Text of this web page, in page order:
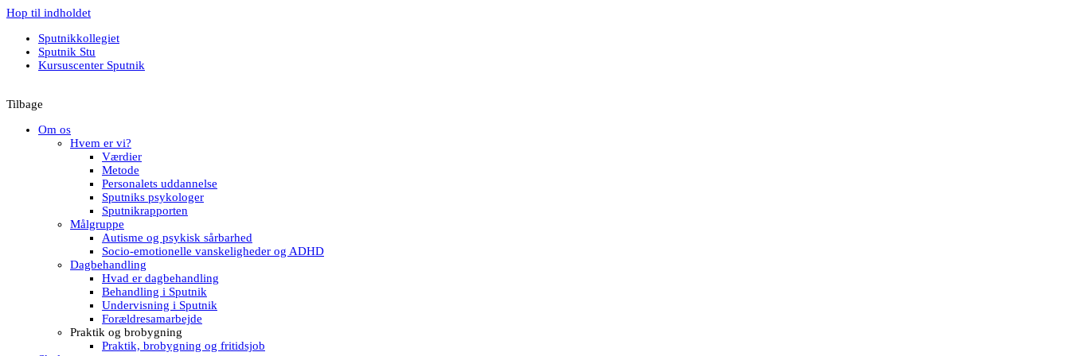
Hop til indholdet
Sputnikkollegiet
Sputnik Stu
Kursuscenter Sputnik
Tilbage
Om os
Hvem er vi?
Værdier
Metode
Personalets uddannelse
Sputniks psykologer
Sputnikrapporten
Målgruppe
Autisme og psykisk sårbarhed
Socio-emotionelle vanskeligheder og ADHD
Dagbehandling
Hvad er dagbehandling
Behandling i Sputnik
Undervisning i Sputnik
Forældresamarbejde
Praktik og brobygning
Praktik, brobygning og fritidsjob